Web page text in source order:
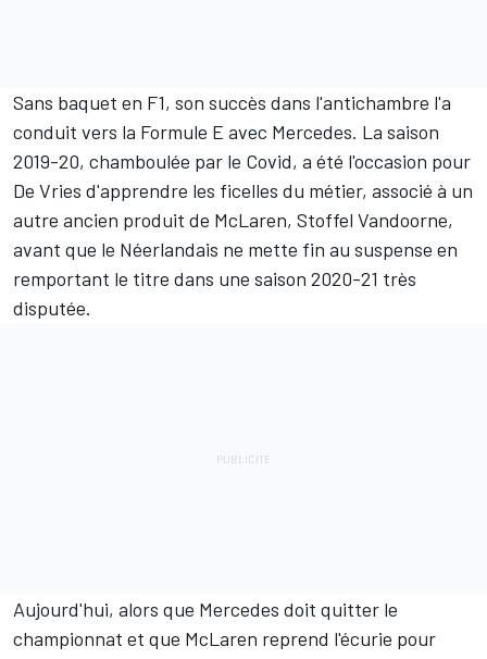
Sans baquet en F1, son succès dans l'antichambre l'a
conduit vers la Formule E avec Mercedes. La saison
2019-20, chamboulée par le Covid, a été l'occasion pour
De Vries d'apprendre les ficelles du métier, associé à un
autre ancien produit de McLaren, Stoffel Vandoorne,
avant que le Néerlandais ne mette fin au suspense en
remportant le titre dans une saison 2020-21 très
disputée.
Aujourd'hui, alors que Mercedes doit quitter le
championnat et que McLaren reprend l'écurie pour